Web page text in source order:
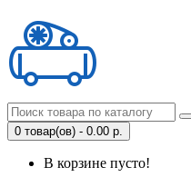
0 товар(ов) - 0.00 р.
В корзине пусто!